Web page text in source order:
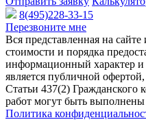
8(495)228-33-15
Перезвоните мне
Вся представленная на
стоимости и порядка
информационный характер
является публичной
Статьи 437(2)
работ могут быть
Политика